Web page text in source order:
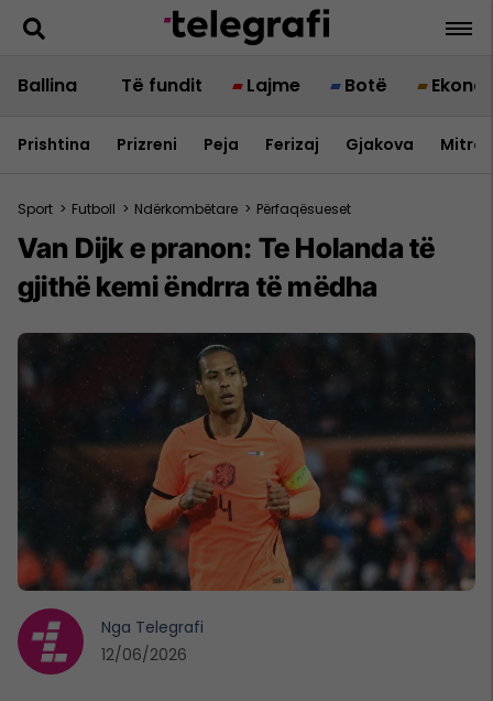
Ballina Të fundit Lajme Botë
Prishtina Prizreni Peja Ferizaj Gjakova
Sport > Futboll > Ndërkombëtare > Përfaqësueset
Van Dijk e pranon: Te Holanda të
gjithë kemi ëndrra të mëdha
Nga Telegrafi
12/06/2026